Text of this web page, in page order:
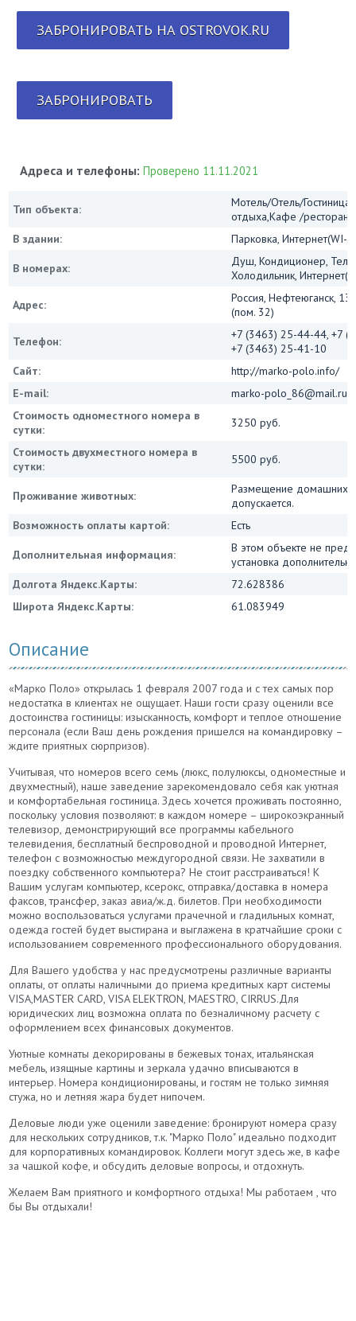
ЗАБРОНИРОВАТЬ НА OSTROVOK.RU
ЗАБРОНИРОВАТЬ
Адреса и телефоны:Проверено 11.11.2021
Тип объекта:
Мотель/Отель/
отдыха,Кафе /рестораны
В здании:
Парковка, Интернет(WI-
В номерах:
Душ, Кондиционер,
Холодильник,
Адрес:
Россия, Нефтеюганск,
(пом. 32)
Телефон:
+7 (3463) 25-44-44, +7
+7 (3463) 25-41-10
Сайт:
http://marko-polo.info/
E-mail:
marko-polo_86@mail.ru
Стоимость одноместного номера в
сутки:
3250 руб.
Стоимость двухместного номера в
сутки:
5500 руб.
Проживание животных:
Размещение домашних
допускается.
Возможность оплаты картой:
Есть
Дополнительная информация:
В этом объекте не
установка
Долгота Яндекс.Карты:
72.628386
Широта Яндекс.Карты:
61.083949
Описание
«Марко Поло» открылась 1 февраля 2007 года и с тех самых пор
недостатка в клиентах не ощущает. Наши гости сразу оценили все
достоинства гостиницы: изысканность, комфорт и теплое отношение
персонала (если Ваш день рождения пришелся на командировку –
ждите приятных сюрпризов).
Учитывая, что номеров всего семь (люкс, полулюксы, одноместные и
двухместный), наше заведение зарекомендовало себя как уютная
и комфортабельная гостиница. Здесь хочется проживать постоянно,
поскольку условия позволяют: в каждом номере – широкоэкранный
телевизор, демонстрирующий все программы кабельного
телевидения, бесплатный беспроводной и проводной Интернет,
телефон с возможностью междугородной связи. Не захватили в
поездку собственного компьютера? Не стоит расстраиваться! К
Вашим услугам компьютер, ксерокс, отправка/доставка в номера
факсов, трансфер, заказ авиа/ж.д. билетов. При необходимости
можно воспользоваться услугами прачечной и гладильных комнат,
одежда гостей будет выстирана и выглажена в кратчайшие сроки с
использованием современного профессионального оборудования.
Для Вашего удобства у нас предусмотрены различные варианты
оплаты, от оплаты наличными до приема кредитных карт системы
VISA,MASTER CARD, VISA ELEKTRON, MAESTRO, CIRRUS.Для
юридических лиц возможна оплата по безналичному расчету с
оформлением всех финансовых документов.
Уютные комнаты декорированы в бежевых тонах, итальянская
мебель, изящные картины и зеркала удачно вписываются в
интерьер. Номера кондиционированы, и гостям не только зимняя
стужа, но и летняя жара будет нипочем.
Деловые люди уже оценили заведение: бронируют номера сразу
для нескольких сотрудников, т.к. "Марко Поло" идеально подходит
для корпоративных командировок. Коллеги могут здесь же, в кафе
за чашкой кофе, и обсудить деловые вопросы, и отдохнуть.
Желаем Вам приятного и комфортного отдыха! Мы работаем , что
бы Вы отдыхали!